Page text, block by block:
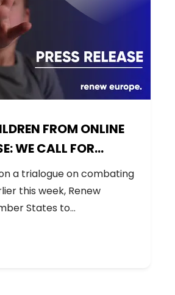
FROM ONLINE
WE CALL FOR
AND
a trialogue on combating
this week, Renew
States to…